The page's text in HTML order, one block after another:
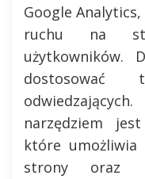
Google
ruchu na
użytkowników.
dostosować
narzędziem
które umożliwia
strony oraz